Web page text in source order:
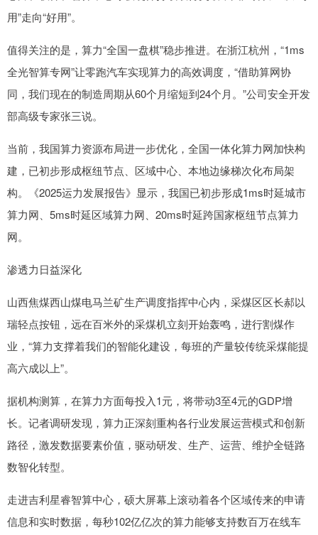
用”走向“好用”。
值得关注的是，算力“全国一盘棋”稳步推进。在浙江杭州，“1ms
全光智算专网”让零跑汽车实现算力的高效调度，“借助算网协
同，我们现在的制造周期从60个月缩短到24个月。”公司安全开发
部高级专家张三说。
当前，我国算力资源布局进一步优化，全国一体化算力网加快构
建，已初步形成枢纽节点、区域中心、本地边缘梯次化布局架
构。《2025运力发展报告》显示，我国已初步形成1ms时延城市
算力网、5ms时延区域算力网、20ms时延跨国家枢纽节点算力
网。
渗透力日益深化
山西焦煤西山煤电马兰矿生产调度指挥中心内，采煤区区长郝以
瑞轻点按钮，远在百米外的采煤机立刻开始轰鸣，进行割煤作
业，“算力支撑着我们的智能化建设，每班的产量较传统采煤能提
高六成以上”。
据机构测算，在算力方面每投入1元，将带动3至4元的GDP增
长。记者调研发现，算力正深刻重构各行业发展运营模式和创新
路径，激发数据要素价值，驱动研发、生产、运营、维护全链路
数智化转型。
走进吉利星睿智算中心，硕大屏幕上滚动着各个区域传来的申请
信息和实时数据，每秒102亿亿次的算力能够支持数百万在线车